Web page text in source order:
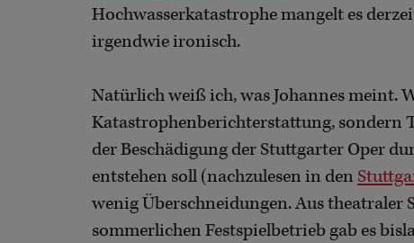
Hochwasserkatastrophe mangelt es
irgendwie ironisch.
Natürlich weiß ich, was Johannes meint.
Katastrophenberichterstattung, sondern
der Beschädigung der Stuttgarter Oper
entstehen soll (nachzulesen in den
wenig Überschneidungen. Aus theatraler
sommerlichen Festspielbetrieb gab es